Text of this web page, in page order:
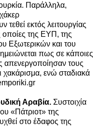
Παράλληλα,
τεθεί εκτός λειτουργίας
οποίες της ΕΥΠ, της
Εξωτερικών και του
πως σε κάποιες
απενεργοποίησαν τους
χακάρισμα, ενώ σταδιακά
Αραβία. Συστοιχία
«Πάτριοτ» της
στο έδαφος της